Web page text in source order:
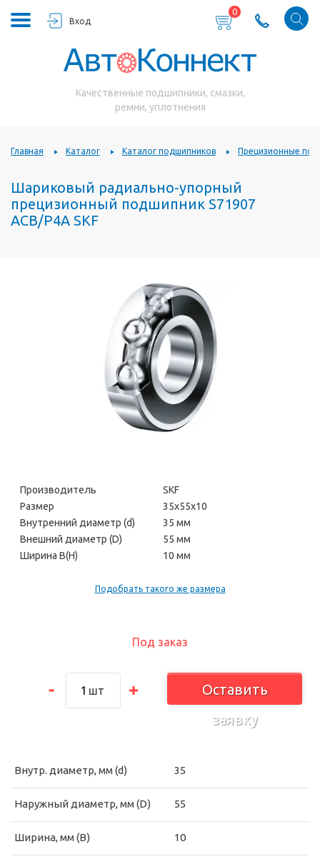
Вход
0
Качественные подшипники, смазки,
ремни, уплотнения
Главная Каталог Каталог подшипников Прецизионные
Шариковый радиально-упорный
прецизионный подшипник S71907
ACB/P4A SKF
Под заказ
шт
Оставить
заявку
Производитель
SKF
Размер
35х55х10
Внутренний диаметр (d)
35 мм
Внешний диаметр (D)
55 мм
Ширина В(H)
10 мм
Подобрать такого же размера
Внутр. диаметр, мм (d) 35
Наружный диаметр, мм (D) 55
Ширина, мм (B) 10